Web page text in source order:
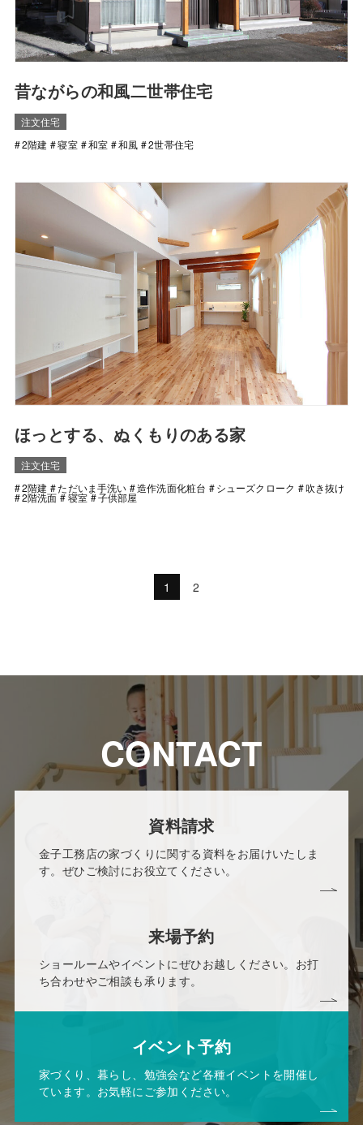
昔ながらの和風二世帯住宅
注文住宅
2階建
寝室 和室 和風 2世帯住宅
ほっとする、ぬくもりのある家
注文住宅
2階建
ただいま手洗い 造作洗面化粧台 シューズクローク 吹き抜け
2階洗面 寝室 子供部屋
1 2
CONTACT
資料請求
金子工務店の家づくりに関する資料をお届けいたしま
す。ぜひご検討にお役立てください。
来場予約
ショールームやイベントにぜひお越しください。お打
ち合わせやご相談も承ります。
イベント予約
家づくり、暮らし、勉強会など各種イベントを開催し
ています。お気軽にご参加ください。